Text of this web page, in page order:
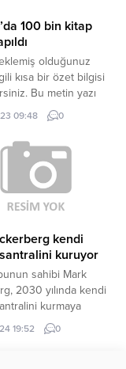
100 bin kitap
olduğunuz
kısa bir özet bilgisi
Bu metin yazı
sayfasında “Özet”
eklenebilir. Özet
başlık altında kalın
şekilde gösterilir,
bu alan boş kalır.
09:48 0
kendi
kuruyor
sahibi Mark
2030 yılında kendi
kurmaya
Konuya ilişkin
Zuckerberg,
19:52 0